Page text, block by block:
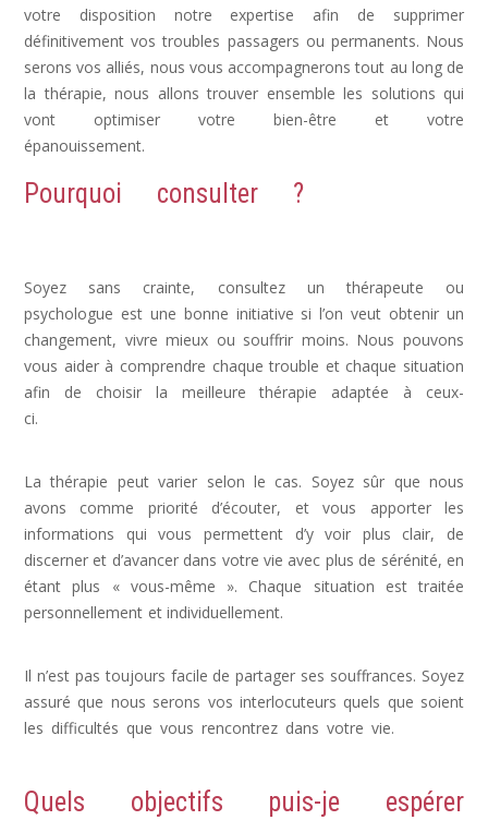
votre disposition notre expertise afin de supprimer
définitivement vos troubles passagers ou permanents. Nous
serons vos alliés, nous vous accompagnerons tout au long de
la thérapie, nous allons trouver ensemble les solutions qui
vont optimiser votre bien-être et votre
épanouissement.
Pourquoi consulter ?
Soyez sans crainte, consultez un thérapeute ou
psychologue est une bonne initiative si l’on veut obtenir un
changement, vivre mieux ou souffrir moins. Nous pouvons
vous aider à comprendre chaque trouble et chaque situation
afin de choisir la meilleure thérapie adaptée à ceux-
ci.
La thérapie peut varier selon le cas. Soyez sûr que nous
avons comme priorité d’écouter, et vous apporter les
informations qui vous permettent d’y voir plus clair, de
discerner et d’avancer dans votre vie avec plus de sérénité, en
étant plus « vous-même ». Chaque situation est traitée
personnellement et individuellement.
Il n’est pas toujours facile de partager ses souffrances. Soyez
assuré que nous serons vos interlocuteurs quels que soient
les difficultés que vous rencontrez dans votre vie.
Quels objectifs puis-je espérer